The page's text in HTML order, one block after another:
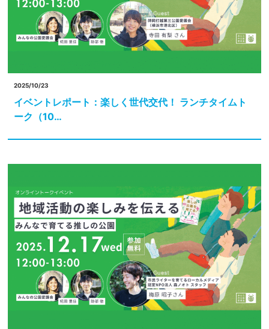
2025/10/23
イベントレポート：楽しく世代交代！ ランチタイムト
ーク（10…